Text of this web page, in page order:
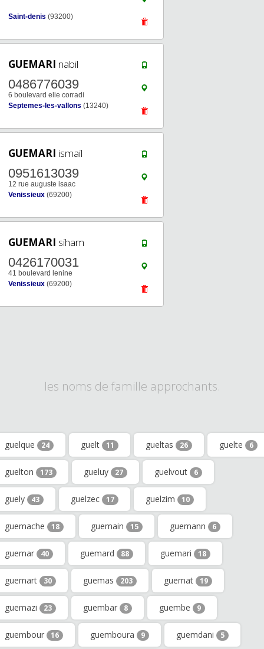
Saint-denis (93200)
GUEMARI nabil
0486776039
6 boulevard elie corradi
Septemes-les-vallons (13240)
GUEMARI ismail
0951613039
12 rue auguste isaac
Venissieux (69200)
GUEMARI siham
0426170031
41 boulevard lenine
Venissieux (69200)
les noms de famille approchants.
guelque 24 guelt 11 gueltas 26 guelte 6
guelton 173 gueluy 27 guelvout 6
guely 43 guelzec 17 guelzim 10
guemache 18 guemain 15 guemann 6
guemar 40 guemard 88 guemari 18
guemart 30 guemas 203 guemat 19
guemazi 23 guembar 8 guembe 9
guembour 16 guemboura 9 guemdani 5